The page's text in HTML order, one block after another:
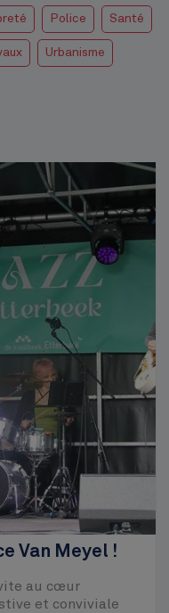
Police Santé
Urbanisme
Van Meyel !
au cœur
et conviviale